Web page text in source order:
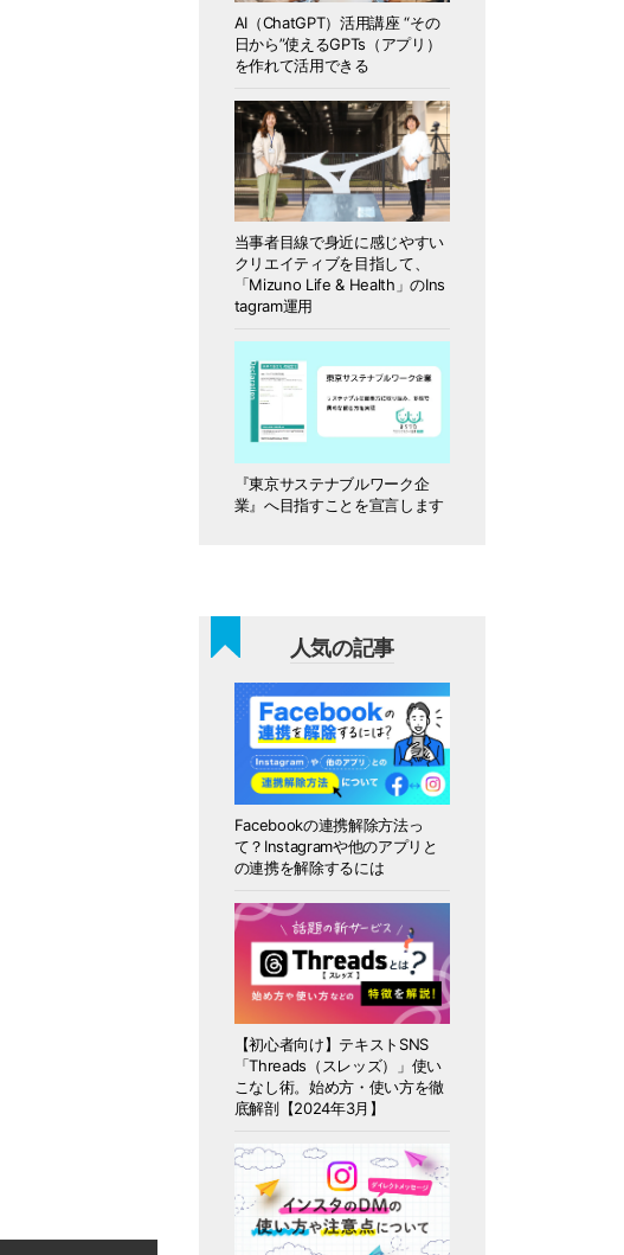
AI（ChatGPT）活用講座 “その
日から”使えるGPTs（アプリ）
を作れて活用できる
当事者目線で身近に感じやすい
クリエイティブを目指して、
「Mizuno Life & Health」のIns
tagram運用
『東京サステナブルワーク企
業』へ目指すことを宣言します
人気の記事
Facebookの連携解除方法っ
て？Instagramや他のアプリと
の連携を解除するには
【初心者向け】テキストSNS
「Threads（スレッズ）」使い
こなし術。始め方・使い方を徹
底解剖【2024年3月】